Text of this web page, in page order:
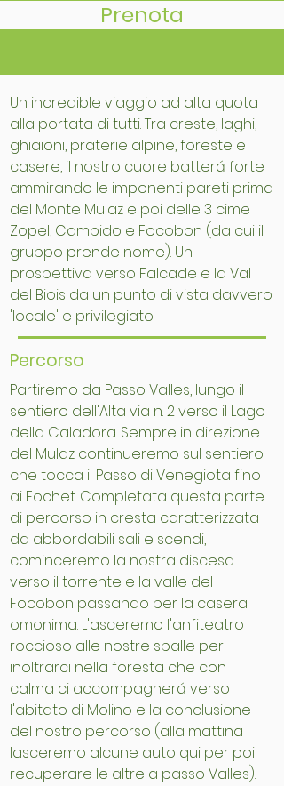
Prenota
Un incredible viaggio ad alta quota
alla portata di tutti. Tra creste, laghi,
ghiaioni, praterie alpine, foreste e
casere, il nostro cuore batterá forte
ammirando le imponenti pareti prima
del Monte Mulaz e poi delle 3 cime
Zopel, Campido e Focobon (da cui il
gruppo prende nome). Un
prospettiva verso Falcade e la Val
del Biois da un punto di vista davvero
'locale' e privilegiato.
Percorso
Partiremo da Passo Valles, lungo il
sentiero dell'Alta via n. 2 verso il Lago
della Caladora. Sempre in direzione
del Mulaz continueremo sul sentiero
che tocca il Passo di Venegiota fino
ai Fochet. Completata questa parte
di percorso in cresta caratterizzata
da abbordabili sali e scendi,
cominceremo la nostra discesa
verso il torrente e la valle del
Focobon passando per la casera
omonima. L'asceremo l'anfiteatro
roccioso alle nostre spalle per
inoltrarci nella foresta che con
calma ci accompagnerá verso
l'abitato di Molino e la conclusione
del nostro percorso (alla mattina
lasceremo alcune auto qui per poi
recuperare le altre a passo Valles).